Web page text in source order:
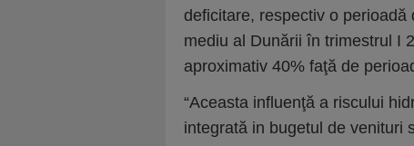
deficitare, respectiv o
mediu al Dunării în trimestrul I
aproximativ 40% faţă de
“Aceasta influenţă a riscului
integrată in bugetul de venituri